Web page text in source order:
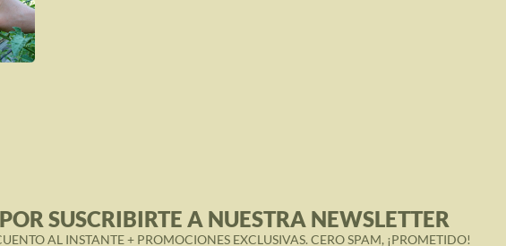
SUSCRIBIRTE A NUESTRA NEWSLETTER
AL INSTANTE + PROMOCIONES EXCLUSIVAS. CERO SPAM, ¡PROMETIDO!